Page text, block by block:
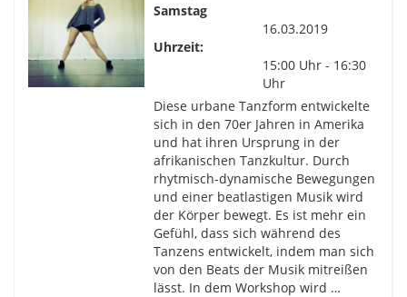
Samstag
16.03.2019
Uhrzeit:
15:00 Uhr - 16:30
Uhr
Diese urbane Tanzform entwickelte
sich in den 70er Jahren in Amerika
und hat ihren Ursprung in der
afrikanischen Tanzkultur. Durch
rhytmisch-dynamische Bewegungen
und einer beatlastigen Musik wird
der Körper bewegt. Es ist mehr ein
Gefühl, dass sich während des
Tanzens entwickelt, indem man sich
von den Beats der Musik mitreißen
lässt. In dem Workshop wird …